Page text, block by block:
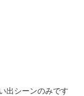
出シーンのみです